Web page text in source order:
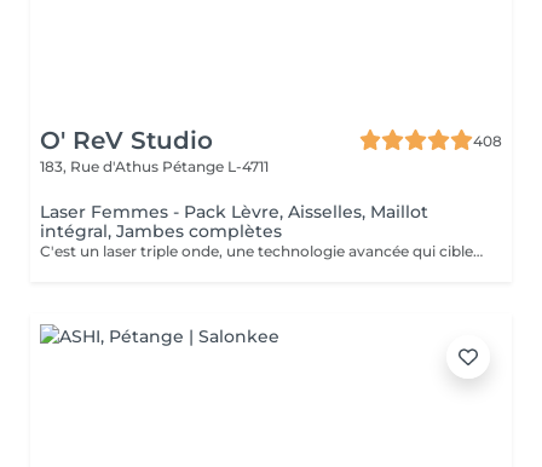
O' ReV Studio
408
183, Rue d'Athus Pétange L-4711
Laser Femmes - Pack Lèvre, Aisselles, Maillot
intégral, Jambes complètes
C'est un laser triple onde, une technologie avancée qui cible efficacement tous les types de poils et de peaux. Grâce à ses trois longueurs d'onde (Alexandrite, Diode et Nd:YAG), il agit en profondeur pour une épilation définitive optimale, tout en assurant un traitement confortable et sécurisé. Ce pack complet inclut l'épilation définitive des lèvres supérieures, aisselles, maillot integral devant et derrière et jambes complètes, pour une peau lisse et sans poils sur le long terme. Contre indications: Grossesse et allaitement Exposition au soleil & solarium 2 jours avant et après Présence de plaies, infections cutanées ou herpès actif Prise de médicaments photo-sensibilisants (Roaccutane, antibiotiques, anti-inflammatoires etc,...) Maladies de peau (eczéma, psoriasis, vitiligo, etc.) Diabète non contrôlé Épilepsie (à cause de la lumière du laser) Implants métalliques ou pacemaker Varices importantes sur la zone traitée